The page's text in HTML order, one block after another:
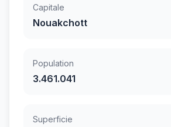
Capitale
Nouakchott
Population
3.461.041
Superficie